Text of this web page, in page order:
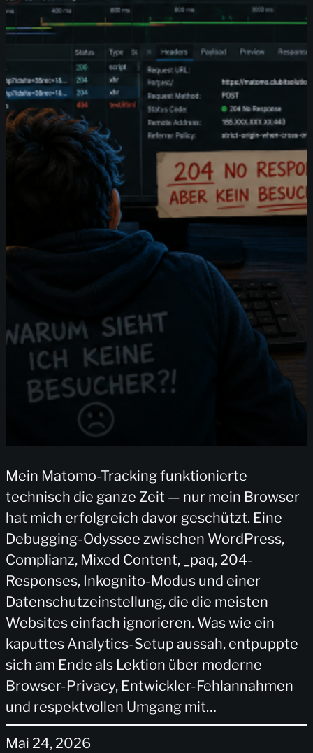
Mein Matomo-Tracking funktionierte
technisch die ganze Zeit — nur mein Browser
hat mich erfolgreich davor geschützt. Eine
Debugging-Odyssee zwischen WordPress,
Complianz, Mixed Content, _paq, 204-
Responses, Inkognito-Modus und einer
Datenschutzeinstellung, die die meisten
Websites einfach ignorieren. Was wie ein
kaputtes Analytics-Setup aussah, entpuppte
sich am Ende als Lektion über moderne
Browser-Privacy, Entwickler-Fehlannahmen
und respektvollen Umgang mit…
Mai 24, 2026